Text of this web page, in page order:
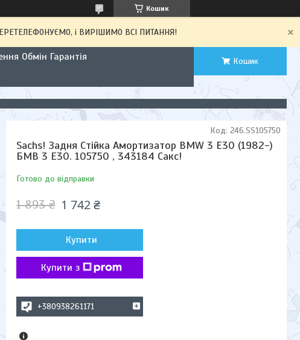
Кошик
і ВИРІШИМО ВСІ ПИТАННЯ!
Обмін Гарантія
Кошик
Sachs! Задня Стійка Амортизатор BMW 3 E30 (1982-)
БМВ 3 Е30. 105750 , 343184 Сакс!
Готово до відправки
Код: 246.SS105750
1 893 ₴ 1 742 ₴
Купити
Купити з
+380938261171